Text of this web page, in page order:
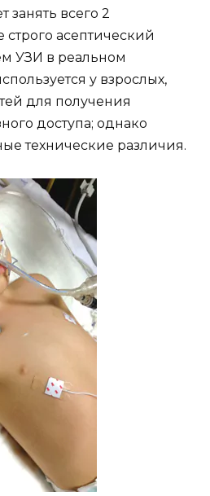
занять всего 2
строго асептический
УЗИ в реальном
у взрослых,
для получения
доступа; однако
технические различия.